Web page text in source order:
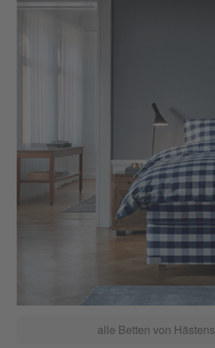
alle Betten von Hästens